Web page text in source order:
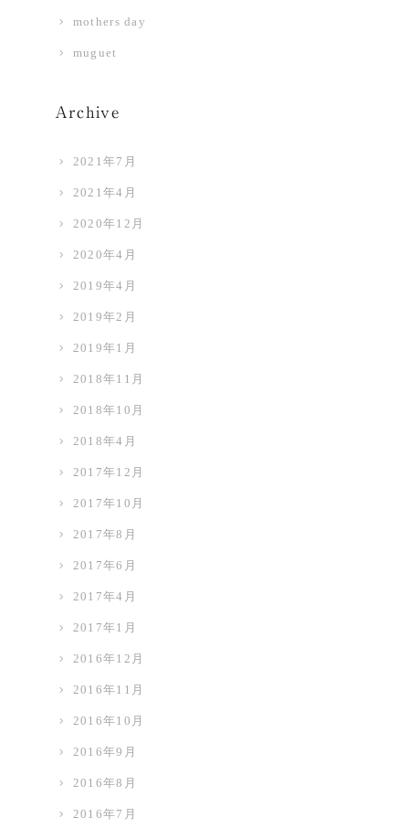
mothers day
muguet
Archive
2021年7月
2021年4月
2020年12月
2020年4月
2019年4月
2019年2月
2019年1月
2018年11月
2018年10月
2018年4月
2017年12月
2017年10月
2017年8月
2017年6月
2017年4月
2017年1月
2016年12月
2016年11月
2016年10月
2016年9月
2016年8月
2016年7月